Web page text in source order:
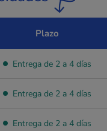
Plazo
Entrega de 2 a 4 días
Entrega de 2 a 4 días
Entrega de 2 a 4 días